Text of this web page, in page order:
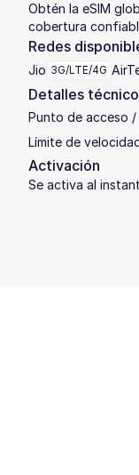
Obtén la eSIM
cobertura
Redes
Jio 3G/LTE/4G
Detalles
Punto de acceso
Límite de
Activación
Se activa al